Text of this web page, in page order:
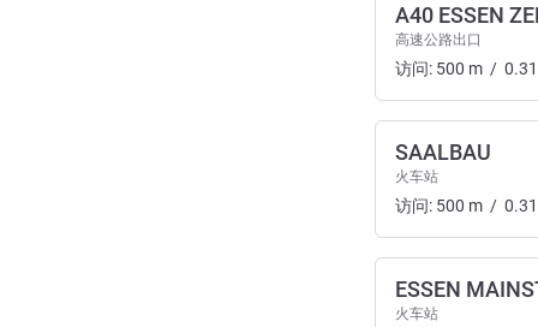
A40 ESSEN
高速公路出口
访问: 500 m / 0.31
SAALBAU
火车站
访问: 500 m / 0.31
ESSEN
火车站